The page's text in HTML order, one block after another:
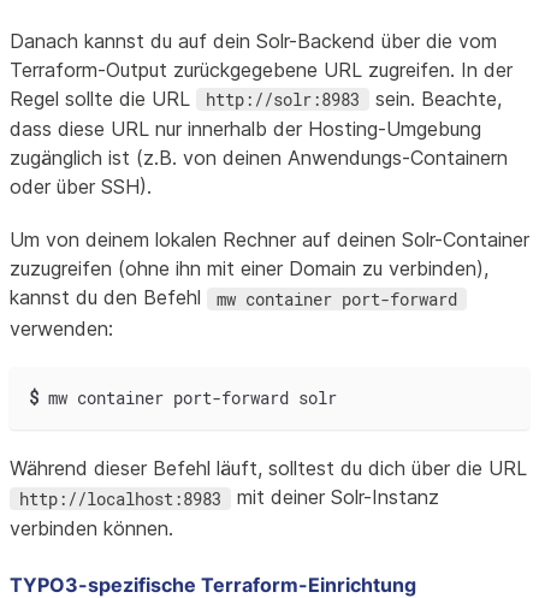
Danach kannst du auf dein Solr-Backend über die vom
Terraform-Output zurückgegebene URL zugreifen. In der
Regel sollte die URL
http://solr:8983
sein. Beachte,
dass diese URL nur innerhalb der Hosting-Umgebung
zugänglich ist (z.B. von deinen Anwendungs-Containern
oder über SSH).
Um von deinem lokalen Rechner auf deinen Solr-Container
zuzugreifen (ohne ihn mit einer Domain zu verbinden),
kannst du den Befehl
mw container port-forward
verwenden:
$ mw container port-forward solr
Während dieser Befehl läuft, solltest du dich über die URL
http://localhost:8983
mit deiner Solr-Instanz
verbinden können.
TYPO3-spezifische Terraform-Einrichtung